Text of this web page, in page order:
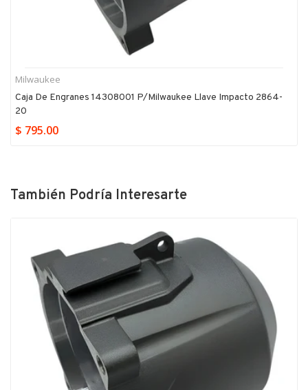
Milwaukee
Caja De Engranes 14308001 P/milwaukee Llave Impacto 2864-
20
$ 795.00
También Podría Interesarte